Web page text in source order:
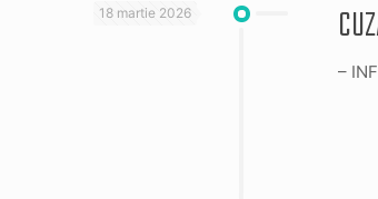
18 martie 2026
–